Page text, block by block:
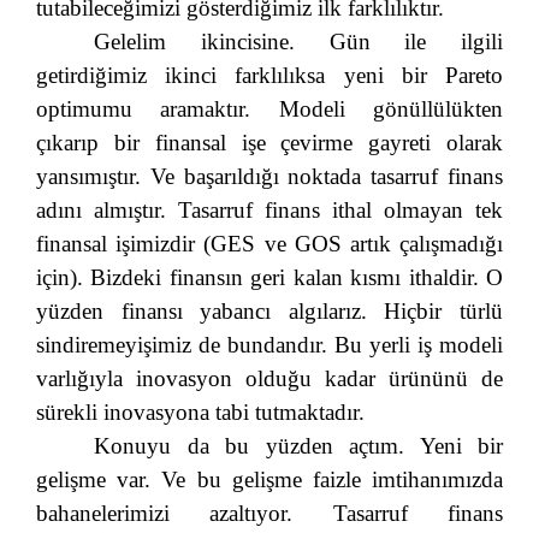
tutabileceğimizi gösterdiğimiz ilk farklılıktır.
Gelelim ikincisine. Gün ile ilgili
getirdiğimiz ikinci farklılıksa yeni bir Pareto
optimumu aramaktır. Modeli gönüllülükten
çıkarıp bir finansal işe çevirme gayreti olarak
yansımıştır. Ve başarıldığı noktada tasarruf finans
adını almıştır. Tasarruf finans ithal olmayan tek
finansal işimizdir (GES ve GOS artık çalışmadığı
için). Bizdeki finansın geri kalan kısmı ithaldir. O
yüzden finansı yabancı algılarız. Hiçbir türlü
sindiremeyişimiz de bundandır. Bu yerli iş modeli
varlığıyla inovasyon olduğu kadar ürününü de
sürekli inovasyona tabi tutmaktadır.
Konuyu da bu yüzden açtım. Yeni bir
gelişme var. Ve bu gelişme faizle imtihanımızda
bahanelerimizi azaltıyor. Tasarruf finans